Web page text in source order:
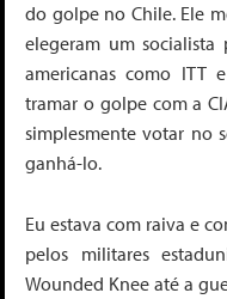
do golpe no Chile. Ele
elegeram um socialista
americanas como ITT
tramar o golpe com a
simplesmente votar no
ganhá-lo.
Eu estava com raiva e
pelos militares
Wounded Knee até a